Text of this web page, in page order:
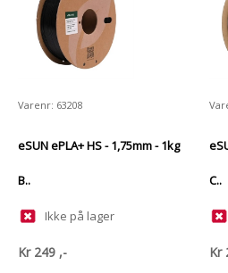
Varenr: 63208
eSUN ePLA+ HS - 1,75mm - 1kg
B..
Ikke på lager
Kr 249 ,-
C..
Kr